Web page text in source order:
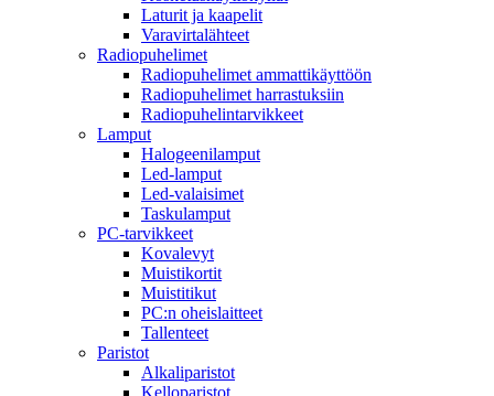
Laturit ja kaapelit
Varavirtalähteet
Radiopuhelimet
Radiopuhelimet ammattikäyttöön
Radiopuhelimet harrastuksiin
Radiopuhelintarvikkeet
Lamput
Halogeenilamput
Led-lamput
Led-valaisimet
Taskulamput
PC-tarvikkeet
Kovalevyt
Muistikortit
Muistitikut
PC:n oheislaitteet
Tallenteet
Paristot
Alkaliparistot
Kelloparistot